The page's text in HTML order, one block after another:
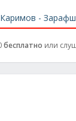
-
бесплатно или